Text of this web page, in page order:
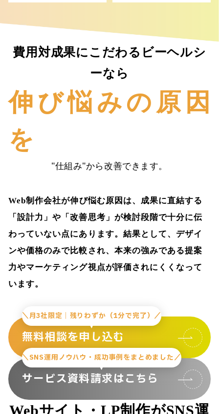
費用対成果にこだわるビーヘルシ
ーなら
伸び悩みの原因
を
"仕組み"から改善できます。
Web制作会社が伸び悩む原因は、成果に直結する
「設計力」や「改善思考」が検討段階で十分に伝
わっていない点にあります。結果として、デザイ
ンや価格のみで比較され、本来の強みである提案
力やマーケティング視点が評価されにくくなって
います。
＼月3社限定｜残りわずか（1分で完了）／
無料相談を申し込む
＼SNS運用ノウハウ・成功事例をまとめました／
サービス資料請求はこちら
Webサイト・LP制作がSNS運